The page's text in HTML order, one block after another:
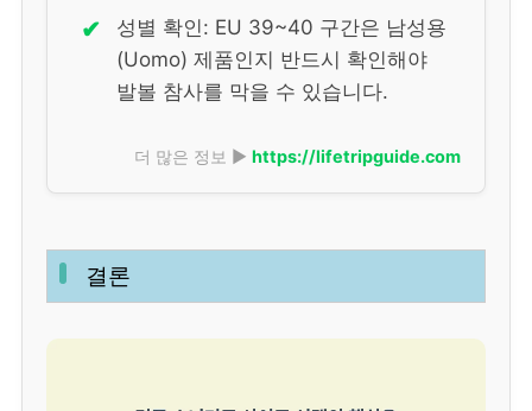
✔
성별 확인: EU 39~40 구간은 남성용
(Uomo) 제품인지 반드시 확인해야
발볼 참사를 막을 수 있습니다.
더 많은 정보 ▶ https://lifetripguide.com
결론